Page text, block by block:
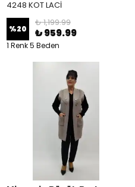
4248 KOT LACİ
%20
₺ 1,199.99
₺ 959.99
1 Renk 5 Beden